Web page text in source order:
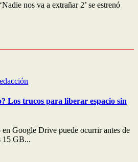
nos va a extrañar 2’ se estrenó
Los trucos para liberar espacio sin
en Google Drive puede ocurrir antes de
15 GB...